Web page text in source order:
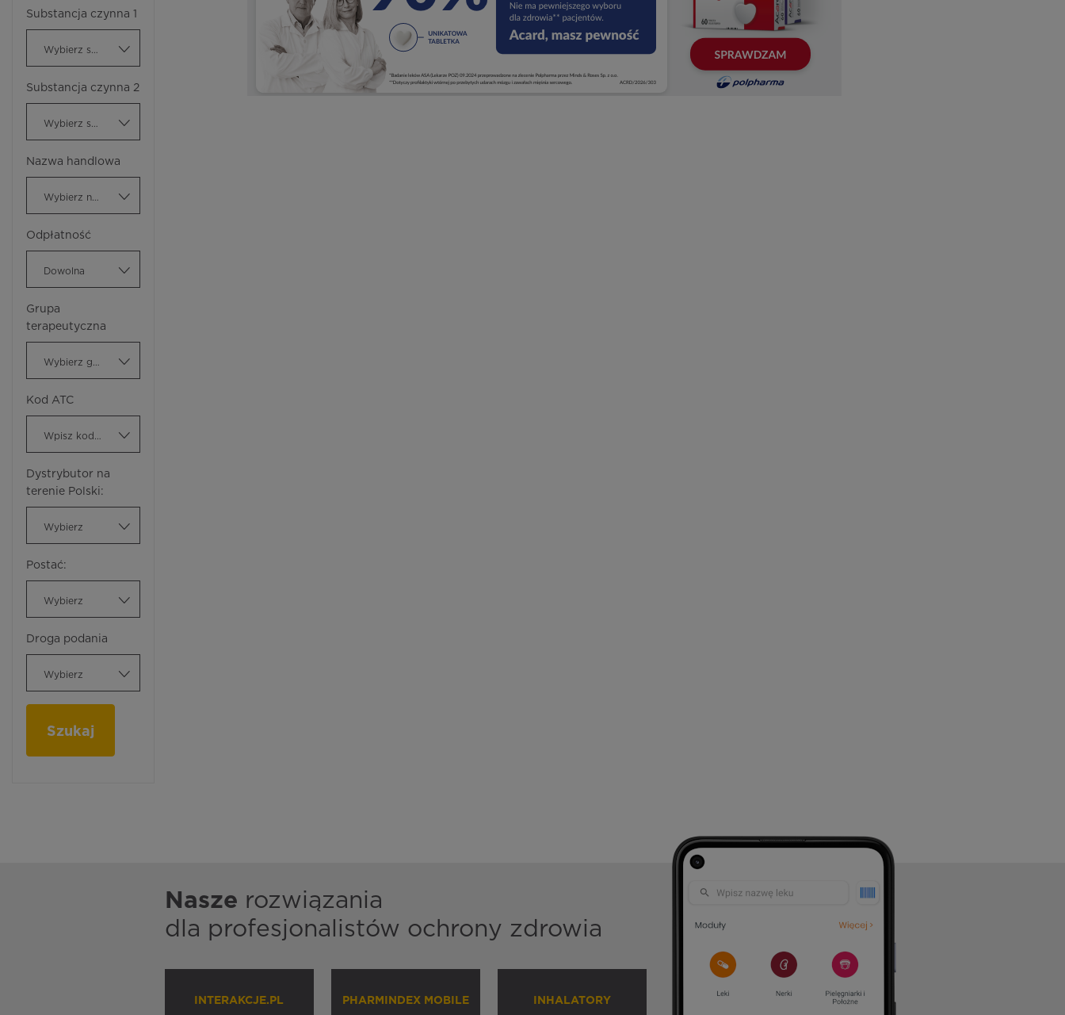
Substancja czynna 1
Substancja czynna 2
Nazwa handlowa
Odpłatność
Dowolna
Grupa
terapeutyczna
Kod ATC
Dystrybutor na
terenie Polski:
Wybierz
Postać:
Wybierz
Droga podania
Wybierz
Szukaj
Nasze rozwiązania
dla profesjonalistów ochrony zdrowia
INTERAKCJE.PL PHARMINDEX MOBILE INHALATORY